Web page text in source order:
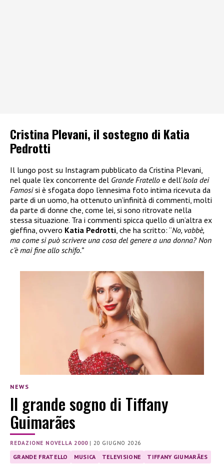
Cristina Plevani, il sostegno di Katia
Pedrotti
Il lungo post su Instagram pubblicato da Cristina Plevani,
nel quale l’ex concorrente del Grande Fratello e dell’Isola dei
Famosisi è sfogata dopo l’ennesima foto intima ricevuta da
parte di un uomo, ha ottenuto un’infinità di commenti, molti
da parte di donne che, come lei, si sono ritrovate nella
stessa situazione. Tra i commenti spicca quello di un’altra ex
gieffina, ovvero Katia Pedrotti, che ha scritto: “No, vabbè,
ma come si può scrivere una cosa del genere a una donna? Non
c’è mai fine allo schifo.”
NEWS
Il grande sogno di Tiffany
Guimarães
REDAZIONE NOVELLA 2000|20 GIUGNO 2026
GRANDE FRATELLO MUSICA TELEVISIONE TIFFANY GIUMARÃES